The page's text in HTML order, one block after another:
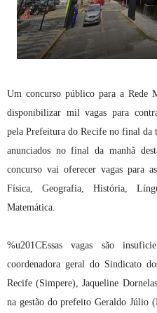
Um concurso público para a Rede
disponibilizar mil vagas para
pela Prefeitura do Recife no final da
anunciados no final da manhã
concurso vai oferecer vagas para
Física, Geografia, História,
Matemática.
%u201CEssas vagas são
coordenadora geral do Sindicato
Recife (Simpere), Jaqueline
na gestão do prefeito Geraldo Júlio